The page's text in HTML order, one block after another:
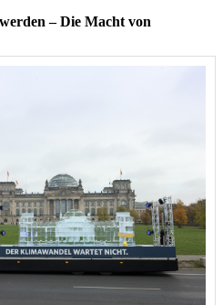
– Die Macht von